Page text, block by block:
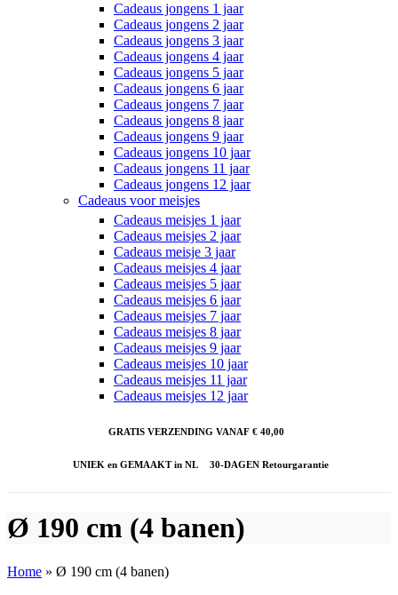
Cadeaus jongens 1 jaar
Cadeaus jongens 2 jaar
Cadeaus jongens 3 jaar
Cadeaus jongens 4 jaar
Cadeaus jongens 5 jaar
Cadeaus jongens 6 jaar
Cadeaus jongens 7 jaar
Cadeaus jongens 8 jaar
Cadeaus jongens 9 jaar
Cadeaus jongens 10 jaar
Cadeaus jongens 11 jaar
Cadeaus jongens 12 jaar
Cadeaus voor meisjes
Cadeaus meisjes 1 jaar
Cadeaus meisjes 2 jaar
Cadeaus meisje 3 jaar
Cadeaus meisjes 4 jaar
Cadeaus meisjes 5 jaar
Cadeaus meisjes 6 jaar
Cadeaus meisjes 7 jaar
Cadeaus meisjes 8 jaar
Cadeaus meisjes 9 jaar
Cadeaus meisjes 10 jaar
Cadeaus meisjes 11 jaar
Cadeaus meisjes 12 jaar
GRATIS VERZENDING VANAF € 40,00
UNIEK en GEMAAKT in NL 30-DAGEN Retourgarantie
Ø 190 cm (4 banen)
Home » Ø 190 cm (4 banen)